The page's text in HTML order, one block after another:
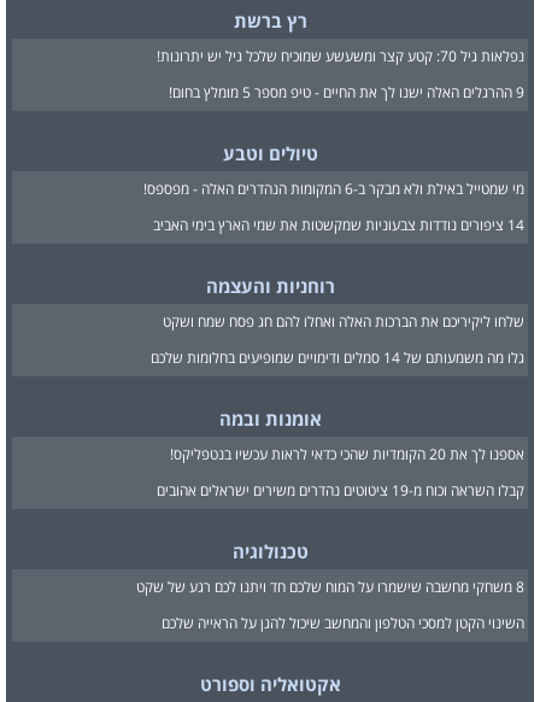
רץ ברשת
נפלאות גיל 70: קטע קצר ומשעשע שמוכיח שלכל גיל יש יתרונות!
9 ההרגלים האלה ישנו לך את החיים - טיפ מספר 5 מומלץ בחום!
טיולים וטבע
מי שמטייל באילת ולא מבקר ב-6 המקומות הנהדרים האלה - מפספס!
14 ציפורים נודדות צבעוניות שמקשטות את שמי הארץ בימי האביב
רוחניות והעצמה
שלחו ליקיריכם את הברכות האלה ואחלו להם חג פסח שמח ושקט
גלו מה משמעותם של 14 סמלים ודימויים שמופיעים בחלומות שלכם
אומנות ובמה
אספנו לך את 20 הקומדיות שהכי כדאי לראות עכשיו בנטפליקס!
קבלו השראה וכוח מ-19 ציטוטים נהדרים משירים ישראלים אהובים
טכנולוגיה
8 משחקי מחשבה שישמרו על המוח שלכם חד ויתנו לכם רגע של שקט
השינוי הקטן למסכי הטלפון והמחשב שיכול להגן על הראייה שלכם
אקטואליה וספורט